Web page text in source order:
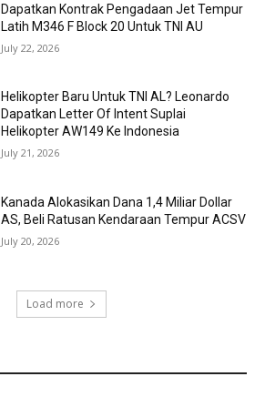
Dapatkan Kontrak Pengadaan Jet Tempur
Latih M346 F Block 20 Untuk TNI AU
July 22, 2026
Helikopter Baru Untuk TNI AL? Leonardo
Dapatkan Letter Of Intent Suplai
Helikopter AW149 Ke Indonesia
July 21, 2026
Kanada Alokasikan Dana 1,4 Miliar Dollar
AS, Beli Ratusan Kendaraan Tempur ACSV
July 20, 2026
Load more